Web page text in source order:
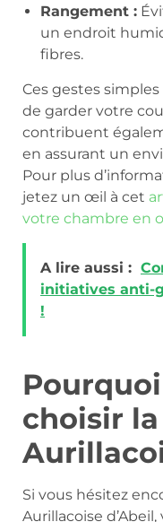
Rangement :
un endroit
fibres.
Ces gestes
de garder votre
contribuent
en assurant un
Pour plus
jetez un œil à cet
votre chambre en
A lire aussi :
initiatives anti-
!
choisir
Si vous hésitez
Aurillacoise